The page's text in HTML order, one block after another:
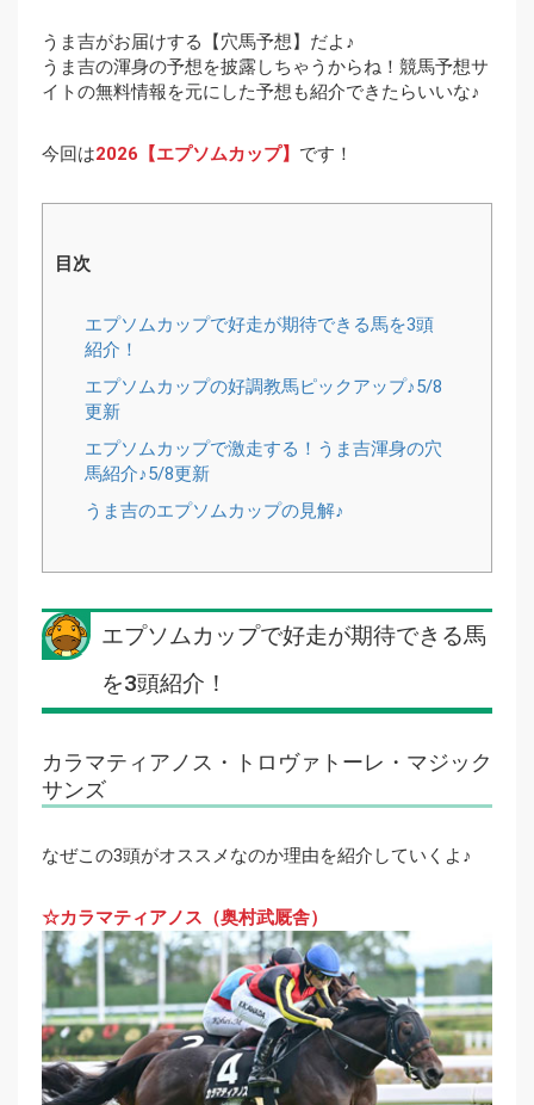
うま吉がお届けする【穴馬予想】だよ♪
うま吉の渾身の予想を披露しちゃうからね！競馬予想サ
イトの無料情報を元にした予想も紹介できたらいいな♪
今回は2026【エプソムカップ】 です！
目次
エプソムカップで好走が期待できる馬を3頭
紹介！
エプソムカップの好調教馬ピックアップ♪5/8
更新
エプソムカップで激走する！うま吉渾身の穴
馬紹介♪5/8更新
うま吉のエプソムカップの見解♪
エプソムカップで好走が期待できる馬
を3頭紹介！
カラマティアノス・トロヴァトーレ・マジック
サンズ
なぜこの3頭がオススメなのか理由を紹介していくよ♪
☆カラマティアノス（奥村武厩舎）